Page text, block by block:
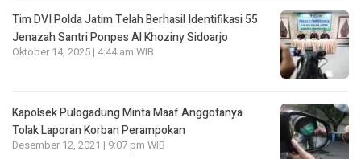
Tim DVI Polda Jatim Telah Berhasil Identifikasi 55
Jenazah Santri Ponpes Al Khoziny Sidoarjo
Oktober 14, 2025 | 4:44 am WIB
Kapolsek Pulogadung Minta Maaf Anggotanya
Tolak Laporan Korban Perampokan
Desember 12, 2021 | 9:07 pm WIB